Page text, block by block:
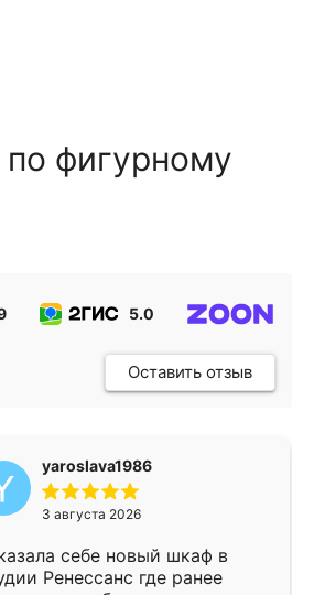
фигурному
5.0
Оставить отзыв
yaroslava1986
3 августа 2026
себе новый шкаф в
Ренессанс где ранее